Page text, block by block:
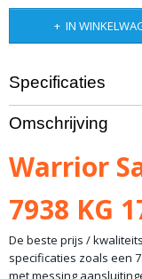
IN
Specificaties
Productcode
10-774
Bruto gewicht
35,00 Kg
Omschrijving
Warrior
7938 KG
De beste prijs /
specificaties zoals een
met messing